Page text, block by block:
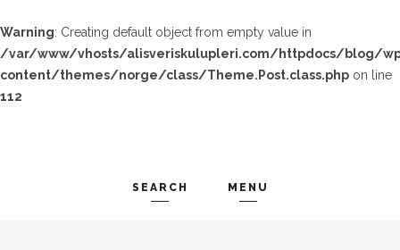
Warning: Creating default object from empty value in
/var/www/vhosts/alisveriskulupleri.com/httpdocs/blog/
content/themes/norge/class/Theme.Post.class.php on line
112
SEARCH MENU